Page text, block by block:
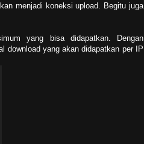
menjadi koneksi upload. Begitu juga
yang bisa didapatkan. Dengan
download yang akan didapatkan per IP